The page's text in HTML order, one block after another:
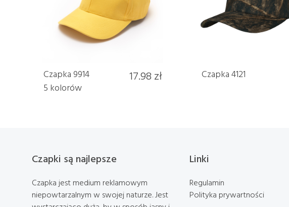
Czapka 9914
5 kolorów
17.98 zł Czapka 4121
Czapki są najlepsze
Czapka jest medium reklamowym
niepowtarzalnym w swojej naturze. Jest
Linki
Regulamin
Polityka prywartności